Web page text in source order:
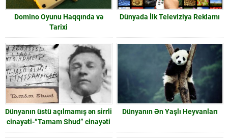
Domino Oyunu Haqqında və
Tarixi
Dünyada İlk Televiziya Reklamı
Dünyanın üstü açılmamış ən sirrli
cinayəti-“Tamam Shud” cinayəti
Dünyanın Ən Yaşlı Heyvanları